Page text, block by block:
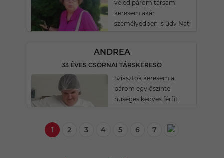
veled párom társam
keresem akár
személyedben is üdv Nati
ANDREA
33 ÉVES CSORNAI TÁRSKERESŐ
Sziasztok keresem a
párom egy őszinte
hüséges kedves férfit
1 2 3 4 5 6 7